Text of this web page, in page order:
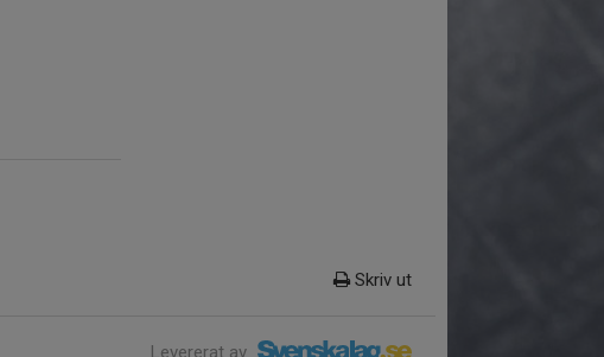
Skriv ut
Levererat av